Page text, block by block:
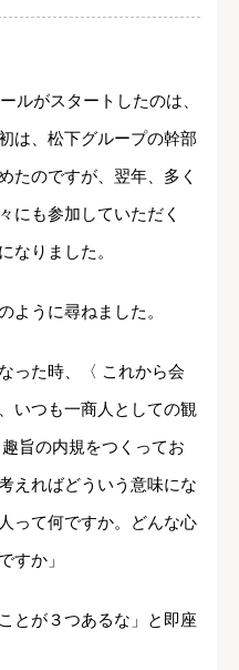
ルがスタートしたのは、
は、松下グループの幹部
たのですが、翌年、多く
にも参加していただく
なりました。
ように尋ねました。
った時、〈 これから会
いつも一商人としての観
旨の内規をつくってお
えればどういう意味にな
って何ですか。どんな心
すか」
とが３つあるな」と即座